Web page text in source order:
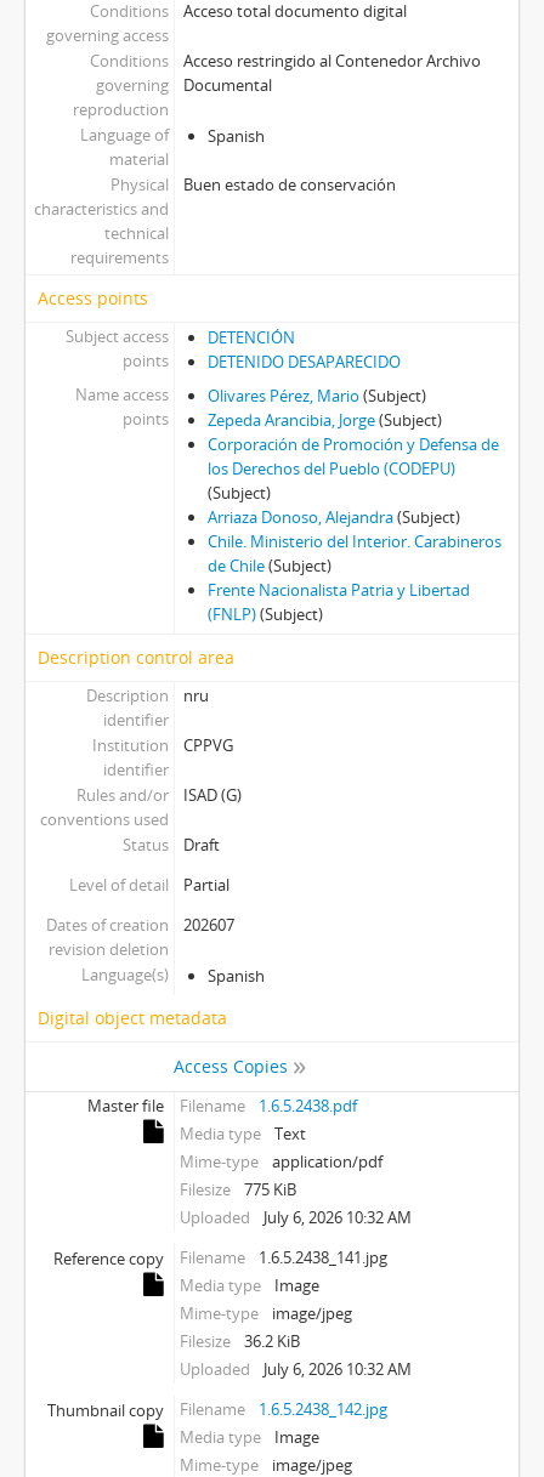
Conditions
governing access
Acceso total documento digital
Conditions
governing
reproduction
Acceso restringido al Contenedor Archivo
Documental
Language of
material
Spanish
Physical
characteristics and
technical
requirements
Buen estado de conservación
Access points
Subject access
points
DETENCIÓN
DETENIDO DESAPARECIDO
Name access
points
Olivares Pérez, Mario (Subject)
Zepeda Arancibia, Jorge(Subject)
Corporación de Promoción y Defensa de
los Derechos del Pueblo (CODEPU)
(Subject)
Arriaza Donoso, Alejandra(Subject)
Chile. Ministerio del Interior. Carabineros
de Chile(Subject)
Frente Nacionalista Patria y Libertad
(FNLP)(Subject)
Description control area
Description
identifier
nru
Institution
identifier
CPPVG
Rules and/or
conventions used
ISAD (G)
Status
Draft
Level of detail
Partial
Dates of creation
revision deletion
202607
Language(s) Spanish
Digital object metadata
Access Copies
Master file Filename
1.6.5.2438.pdf
Media type
Text
Mime-type
application/pdf
Filesize
775 KiB
Uploaded
July 6, 2026 10:32 AM
Reference copy
Filename
1.6.5.2438_141.jpg
Media type
Image
Mime-type
image/jpeg
Filesize
36.2 KiB
Uploaded
July 6, 2026 10:32 AM
Thumbnail copy
Filename
1.6.5.2438_142.jpg
Media type
Image
Mime-type
image/jpeg